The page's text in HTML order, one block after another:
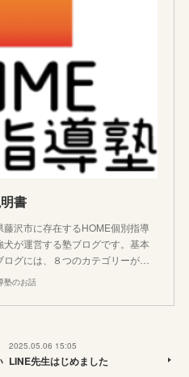
書
藤沢市に存在するHOME個別指導
が運営する塾ブログです。基本
グには、８つのカテゴリーが…
塾のお話
2025.05.06 15:05
LINE先生はじめました